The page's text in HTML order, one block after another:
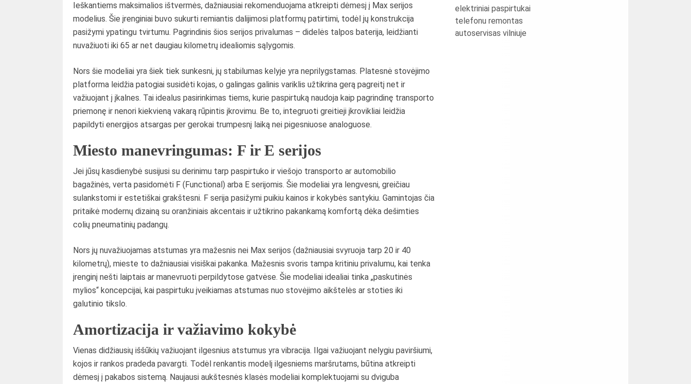
Ieškantiems maksimalios ištvermės, dažniausiai rekomenduojama atkreipti dėmesį į Max serijos
modelius. Šie įrenginiai buvo sukurti remiantis dalijimosi platformų patirtimi, todėl jų konstrukcija
pasižymi ypatingu tvirtumu. Pagrindinis šios serijos privalumas – didelės talpos baterija, leidžianti
nuvažiuoti iki 65 ar net daugiau kilometrų idealiomis sąlygomis.
Nors šie modeliai yra šiek tiek sunkesni, jų stabilumas kelyje yra neprilygstamas. Platesnė stovėjimo
platforma leidžia patogiai susidėti kojas, o galingas galinis variklis užtikrina gerą pagreitį net ir
važiuojant į įkalnes. Tai idealus pasirinkimas tiems, kurie paspirtuką naudoja kaip pagrindinę transporto
priemonę ir nenori kiekvieną vakarą rūpintis įkrovimu. Be to, integruoti greitieji įkrovikliai leidžia
papildyti energijos atsargas per gerokai trumpesnį laiką nei pigesniuose analoguose.
Miesto manevringumas: F ir E serijos
Jei jūsų kasdienybė susijusi su derinimu tarp paspirtuko ir viešojo transporto ar automobilio
bagažinės, verta pasidomėti F (Functional) arba E serijomis. Šie modeliai yra lengvesni, greičiau
sulankstomi ir estetiškai grakštesni. F serija pasižymi puikiu kainos ir kokybės santykiu. Gamintojas čia
pritaikė modernų dizainą su oranžiniais akcentais ir užtikrino pakankamą komfortą dėka dešimties
colių pneumatinių padangų.
Nors jų nuvažiuojamas atstumas yra mažesnis nei Max serijos (dažniausiai svyruoja tarp 20 ir 40
kilometrų), mieste to dažniausiai visiškai pakanka. Mažesnis svoris tampa kritiniu privalumu, kai tenka
įrenginį nešti laiptais ar manevruoti perpildytose gatvėse. Šie modeliai idealiai tinka „paskutinės
mylios“ koncepcijai, kai paspirtuku įveikiamas atstumas nuo stovėjimo aikštelės ar stoties iki
galutinio tikslo.
Amortizacija ir važiavimo kokybė
Vienas didžiausių iššūkių važiuojant ilgesnius atstumus yra vibracija. Ilgai važiuojant nelygiu paviršiumi,
kojos ir rankos pradeda pavargti. Todėl renkantis modelį ilgesniems maršrutams, būtina atkreipti
dėmesį į pakabos sistemą. Naujausi aukštesnės klasės modeliai komplektuojami su dviguba
elektriniai paspirtukai
telefonu remontas
autoservisas vilniuje